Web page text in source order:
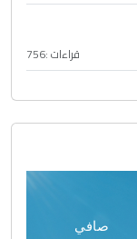
قراءات :756
صافي